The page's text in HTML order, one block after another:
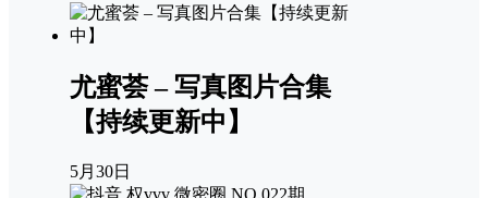
尤蜜荟 – 写真图片合集
【持续更新中】
5月30日